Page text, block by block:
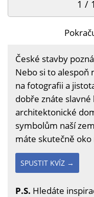
1 /
České stavby
Nebo si to alespoň
na fotografii a
dobře znáte
architektonické
symbolům naší
máte skutečně
SPUSTIT KVÍZ →
P.S. Hledáte